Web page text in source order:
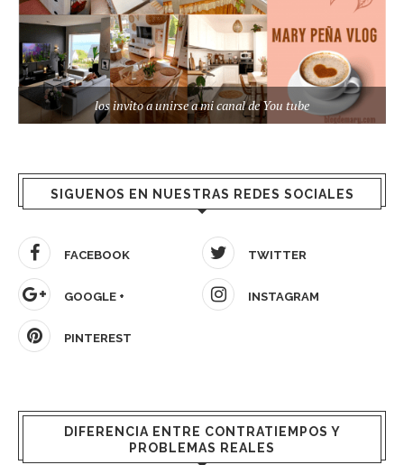
los invito a unirse a mi canal de You tube
SIGUENOS EN NUESTRAS REDES SOCIALES
FACEBOOK TWITTER
GOOGLE + INSTAGRAM
PINTEREST
DIFERENCIA ENTRE CONTRATIEMPOS Y
PROBLEMAS REALES